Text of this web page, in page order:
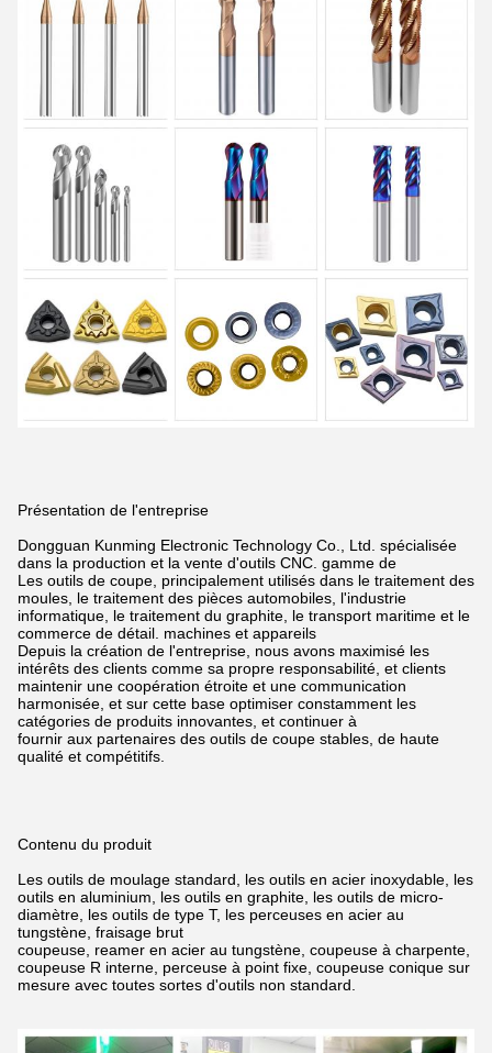
Présentation de l'entreprise
Dongguan Kunming Electronic Technology Co., Ltd. spécialisée
dans la production et la vente d'outils CNC. gamme de
Les outils de coupe, principalement utilisés dans le traitement des
moules, le traitement des pièces automobiles, l'industrie
informatique, le traitement du graphite, le transport maritime et le
commerce de détail. machines et appareils
Depuis la création de l'entreprise, nous avons maximisé les
intérêts des clients comme sa propre responsabilité, et clients
maintenir une coopération étroite et une communication
harmonisée, et sur cette base optimiser constamment les
catégories de produits innovantes, et continuer à
fournir aux partenaires des outils de coupe stables, de haute
qualité et compétitifs.
Contenu du produit
Les outils de moulage standard, les outils en acier inoxydable, les
outils en aluminium, les outils en graphite, les outils de micro-
diamètre, les outils de type T, les perceuses en acier au
tungstène, fraisage brut
coupeuse, reamer en acier au tungstène, coupeuse à charpente,
coupeuse R interne, perceuse à point fixe, coupeuse conique sur
mesure avec toutes sortes d'outils non standard.